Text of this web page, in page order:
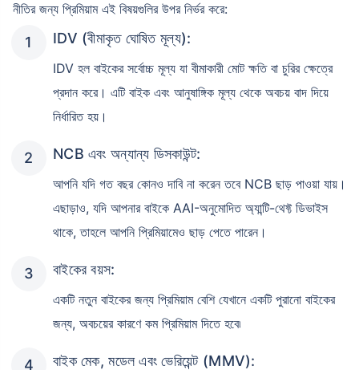
Compare Plans from 17+ Insurers Instantly
No Documentation
Get instant Cover
নীতির জন্য প্রিমিয়াম এই বিষয়গুলির উপর নির্ভর করে:
IDV (বীমাকৃত ঘোষিত মূল্য):
IDV হল বাইকের সর্বোচ্চ মূল্য যা বীমাকারী মোট ক্ষতি বা চুরির ক্ষেত্রে
প্রদান করে। এটি বাইক এবং আনুষাঙ্গিক মূল্য থেকে অবচয় বাদ দিয়ে
নির্ধারিত হয়।
NCB এবং অন্যান্য ডিসকাউন্ট:
আপনি যদি গত বছর কোনও দাবি না করেন তবে NCB ছাড় পাওয়া যায়।
এছাড়াও, যদি আপনার বাইকে AAI-অনুমোদিত অ্যান্টি-থেফ্ট ডিভাইস
থাকে, তাহলে আপনি প্রিমিয়ামেও ছাড় পেতে পারেন।
বাইকের বয়স:
একটি নতুন বাইকের জন্য প্রিমিয়াম বেশি যেখানে একটি পুরানো বাইকের
জন্য, অবচয়ের কারণে কম প্রিমিয়াম দিতে হবে৷
বাইক মেক, মডেল এবং ভেরিয়েন্ট (MMV):